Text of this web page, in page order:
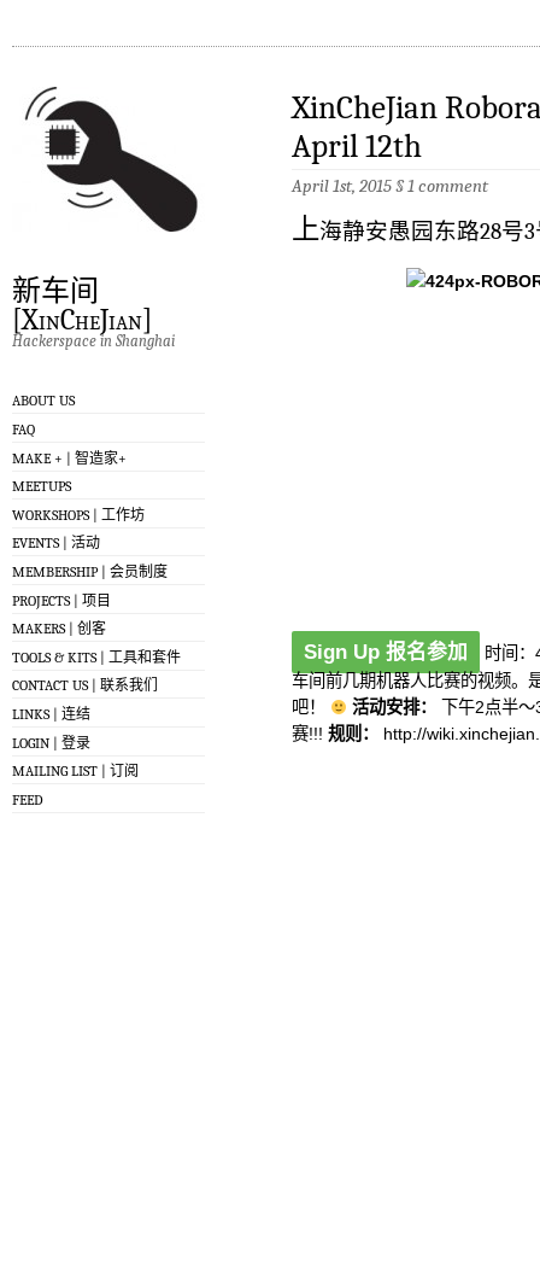
新车间
[XinCheJian]
Hackerspace in Shanghai
ABOUT US
FAQ
MAKE + | 智造家+
MEETUPS
WORKSHOPS | 工作坊
EVENTS | 活动
MEMBERSHIP | 会员制度
PROJECTS | 项目
MAKERS | 创客
TOOLS & KITS | 工具和套件
CONTACT US | 联系我们
LINKS | 连结
LOGIN | 登录
MAILING LIST | 订阅
FEED
XinCheJian
April 12th
April 1st, 2015§1 comment
上海静安愚园东路28号
Sign Up 报名参加
时间
车间前几期机器人比赛的视频。
吧！
活动安排：
下午2点半
赛!!! 规则： http://